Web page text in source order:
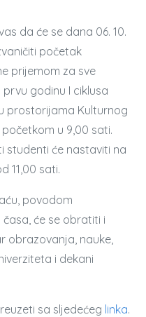
da će se dana 06. 10.
početak
prijemom za sve
godinu I ciklusa
prostorijama Kulturnog
u 9,00 sati.
studenti će nastaviti na
11,00 sati.
povodom
će se obratiti i
obrazovanja, nauke,
i dekani
sa sljedećeg linka.